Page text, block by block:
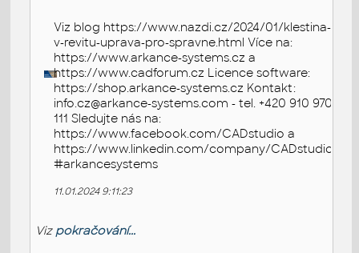
Viz blog https://www.nazdi.cz/2024/01/klestina-
v-revitu-uprava-pro-spravne.html Více na:
https://www.arkance-systems.cz a
https://www.cadforum.cz Licence software:
https://shop.arkance-systems.cz Kontakt:
info.cz@arkance-systems.com - tel. +420 910 970
111 Sledujte nás na:
https://www.facebook.com/CADstudio a
https://www.linkedin.com/company/CADstudio
#arkancesystems
11.01.2024 9:11:23
Viz pokračování...